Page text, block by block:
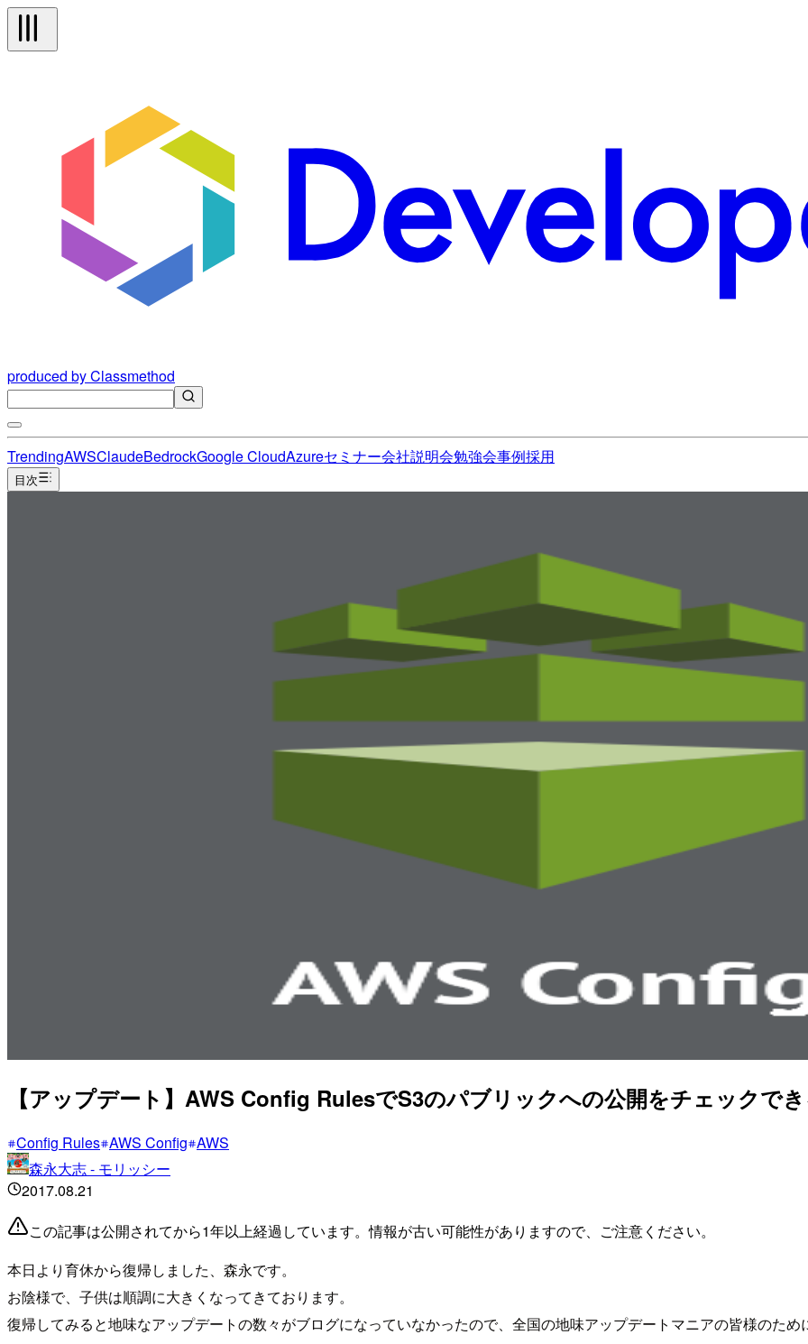
produced by Classmethod
TrendingAWSClaudeBedrockGoogle CloudAzureセミナー会社説明会勉強会事例採用
目次
【アップデート】AWS Config RulesでS3のパブリックへの公開をチェックで
Config Rules AWS Config AWS
森永大志 - モリッシー
2017.08.21
この記事は公開されてから1年以上経過しています。情報が古い可能性がありますので、ご注意ください。
本日より育休から復帰しました、森永です。
お陰様で、子供は順調に大きくなってきております。
復帰してみると地味なアップデートの数々がブログになっていなかったので、全国の地味アップデートマニアの皆様のため